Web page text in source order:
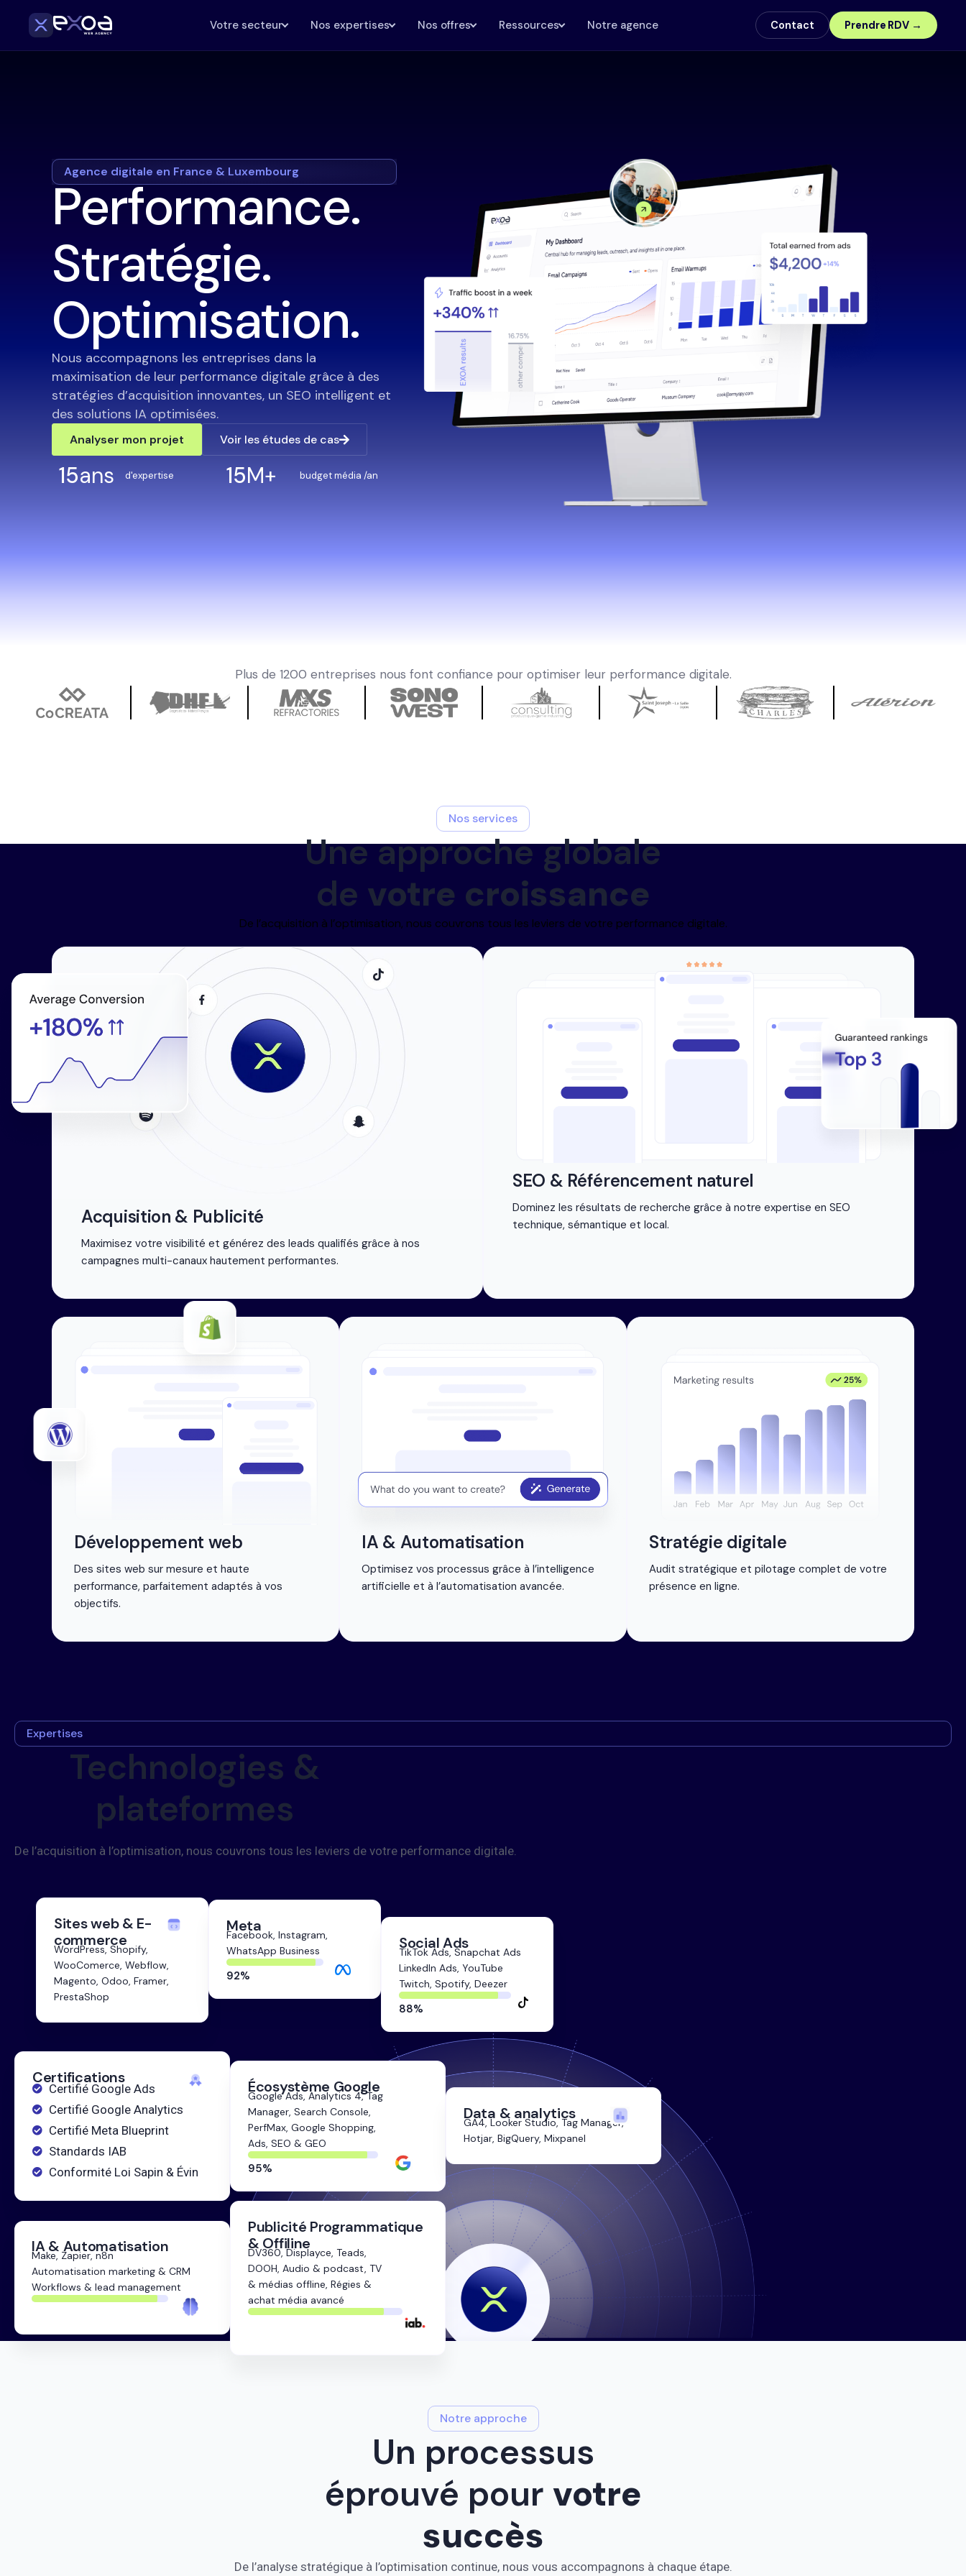
Votre secteur Nos expertises Nos offres Ressources Notre agence Contact Prendre RDV →
Agence digitale en France & Luxembourg
Performance.
Stratégie.
Optimisation.
Nous accompagnons les entreprises dans la
maximisation de leur performance digitale grâce à des
stratégies d’acquisition innovantes, un SEO intelligent et
des solutions IA optimisées.
Analyser mon projet Voir les études de cas
d'expertise
15ans budget média /an
15M+
Plus de 1200 entreprises nous font confiance pour optimiser leur performance digitale.
Nos services
Une approche globale
de votre croissance
De l’acquisition à l’optimisation, nous couvrons tous les leviers de votre performance digitale.
Acquisition & Publicité
Maximisez votre visibilité et générez des leads qualifiés grâce à nos
campagnes multi-canaux hautement performantes.
SEO & Référencement naturel
Dominez les résultats de recherche grâce à notre expertise en SEO
technique, sémantique et local.
Développement web
Des sites web sur mesure et haute
performance, parfaitement adaptés à vos
objectifs.
IA & Automatisation
Optimisez vos processus grâce à l’intelligence
artificielle et à l’automatisation avancée.
Stratégie digitale
Audit stratégique et pilotage complet de votre
présence en ligne.
Expertises
Technologies &
plateformes
De l’acquisition à l’optimisation, nous couvrons tous les leviers de votre performance digitale.
Sites web & E-
commerce
WordPress, Shopify,
WooComerce, Webflow,
Magento, Odoo, Framer,
PrestaShop
Meta
Facebook, Instagram,
WhatsApp Business
zz 92%
92%
Social Ads
TikTok Ads, Snapchat Ads
LinkedIn Ads, YouTube
Twitch, Spotify, Deezer
zz 88%
88%
Certifications
Certifié Google Ads
Certifié Google Analytics
Certifié Meta Blueprint
Standards IAB
Conformité Loi Sapin & Évin
Écosystème Google
Google Ads, Analytics 4, Tag
Manager, Search Console,
PerfMax, Google Shopping,
Ads, SEO & GEO
zz 92%
95%
Data & analytics
GA4, Looker Studio, Tag Manager,
Hotjar, BigQuery, Mixpanel
IA & Automatisation
Make, Zapier, n8n
Automatisation marketing & CRM
Workflows & lead management
Publicité Programmatique
& Offiline
DV360, Displayce, Teads,
DOOH, Audio & podcast, TV
& médias offline, Régies &
achat média avancé
zz 88%
Notre approche
Un processus
éprouvé pour votre
succès
De l’analyse stratégique à l’optimisation continue, nous vous accompagnons à chaque étape.